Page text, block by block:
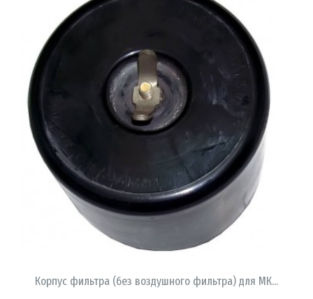
Корпус фильтра (без воздушного фильтра) для МК...